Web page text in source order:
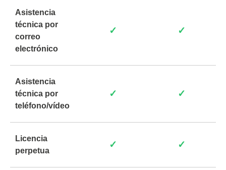
Asistencia
técnica por
correo
electrónico
✓ ✓
Asistencia
técnica por
teléfono/vídeo
✓ ✓
Licencia
perpetua
✓ ✓